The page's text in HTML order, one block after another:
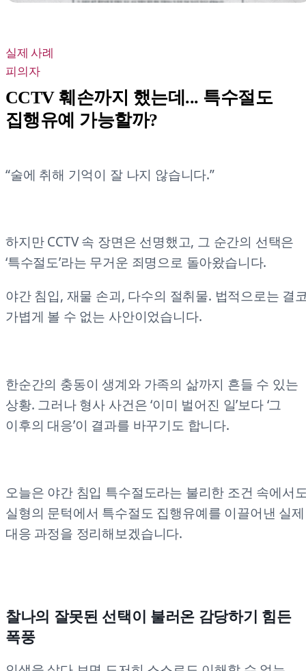
실제 사례
피의자
CCTV 훼손까지 했는데... 특수절도
집행유예 가능할까?
“술에 취해 기억이 잘 나지 않습니다.”
하지만 CCTV 속 장면은 선명했고, 그 순간의 선택은
‘특수절도’라는 무거운 죄명으로 돌아왔습니다.
야간 침입, 재물 손괴, 다수의 절취물. 법적으로는 결
가볍게 볼 수 없는 사안이었습니다.
한순간의 충동이 생계와 가족의 삶까지 흔들 수 있는
상황. 그러나 형사 사건은 ‘이미 벌어진 일’보다 ‘그
이후의 대응’이 결과를 바꾸기도 합니다.
오늘은 야간 침입 특수절도라는 불리한 조건 속에서
실형의 문턱에서 특수절도 집행유예를 이끌어낸 실제
대응 과정을 정리해보겠습니다.
찰나의 잘못된 선택이 불러온 감당하기 힘든
폭풍